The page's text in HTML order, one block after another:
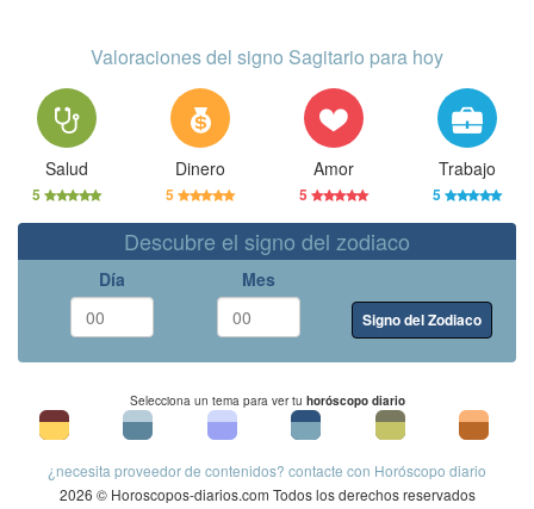
Valoraciones del signo Sagitario para hoy
Salud
5
Dinero
5
Amor
5
Trabajo
5
Descubre el signo del zodiaco
Día Mes
Signo del Zodiaco
Selecciona un tema para ver tu horóscopo diario
¿necesita proveedor de contenidos? contacte con Horóscopo diario
2026 © Horoscopos-diarios.com Todos los derechos reservados